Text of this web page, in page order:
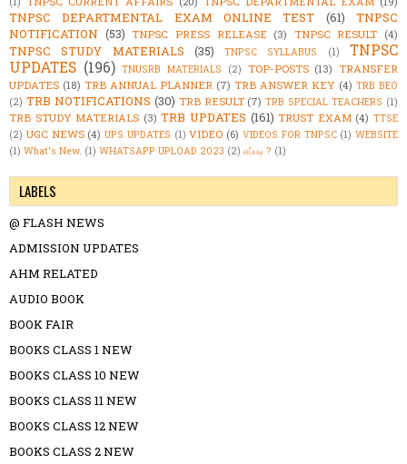
TNPSC DEPARTMENTAL EXAM ONLINE TEST (61)
TNPSC
NOTIFICATION (53) TNPSC PRESS RELEASE (3) TNPSC RESULT (4)
TNPSC STUDY MATERIALS (35) TNPSC SYLLABUS (1)
TNPSC
UPDATES (196) TNUSRB MATERIALS (2) TOP-POSTS (13) TRANSFER
UPDATES (18) TRB ANNUAL PLANNER (7) TRB ANSWER KEY (4) TRB BEO
(2) TRB NOTIFICATIONS (30) TRB RESULT (7) TRB SPECIAL TEACHERS (1)
TRB STUDY MATERIALS (3) TRB UPDATES (161) TRUST EXAM (4) TTSE
(2) UGC NEWS (4) UPS UPDATES (1) VIDEO (6) VIDEOS FOR TNPSC (1) WEBSITE
(1) What's New. (1) WHATSAPP UPLOAD 2023 (2) எப்படி ? (1)
LABELS
@ FLASH NEWS
ADMISSION UPDATES
AHM RELATED
AUDIO BOOK
BOOK FAIR
BOOKS CLASS 1 NEW
BOOKS CLASS 10 NEW
BOOKS CLASS 11 NEW
BOOKS CLASS 12 NEW
BOOKS CLASS 2 NEW